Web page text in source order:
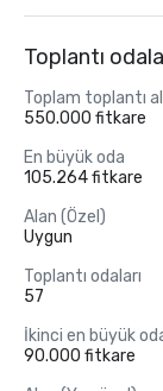
Toplantı
Toplam toplantı
550.000 fitkare
En büyük oda
105.264 fitkare
Alan (Özel)
Uygun
Toplantı odaları
57
İkinci en büyük
90.000 fitkare